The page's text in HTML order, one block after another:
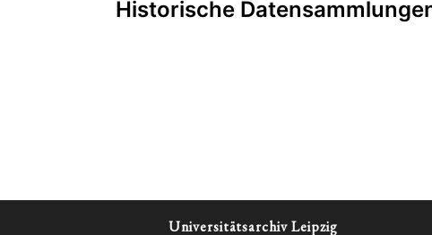
Historische
Universitätsarchiv Leipzig